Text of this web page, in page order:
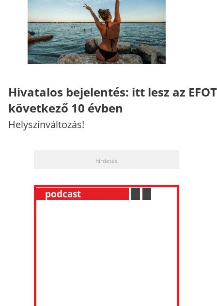
Hivatalos bejelentés: itt lesz az
következő 10 évben
Helyszínváltozás!
hirdetés
podcast